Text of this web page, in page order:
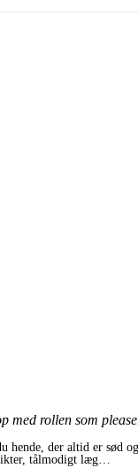
med rollen som
der altid er sød
tålmodigt læg…